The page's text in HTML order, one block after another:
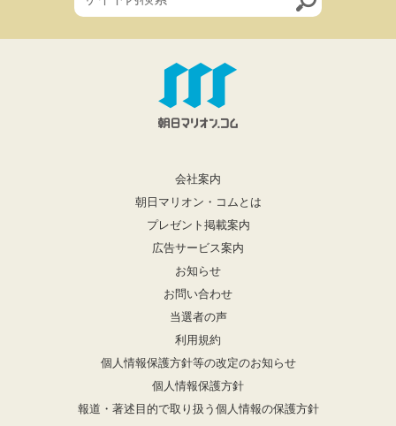
会社案内
朝日マリオン・コムとは
プレゼント掲載案内
広告サービス案内
お知らせ
お問い合わせ
当選者の声
利用規約
個人情報保護方針等の改定のお知らせ
個人情報保護方針
報道・著述目的で取り扱う個人情報の保護方針